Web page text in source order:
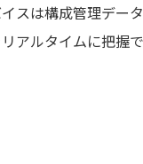
スは構成管理デー
アルタイムに把握で